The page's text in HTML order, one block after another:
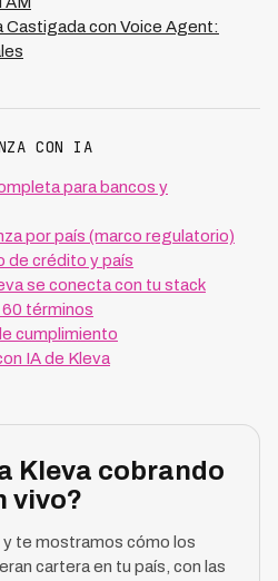
Castigada con Voice Agent:
CON IA
para bancos y
por país (marco regulatorio)
de crédito y país
se conecta con tu stack
términos
cumplimiento
IA de Kleva
Kleva cobrando
vivo?
te mostramos cómo los
cartera en tu país, con las